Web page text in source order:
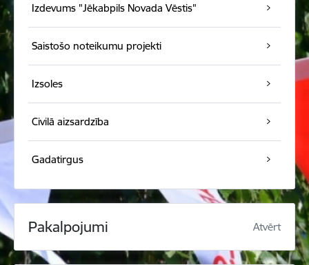
Izdevums "Jēkabpils Novada Vēstis"
Saistošo noteikumu projekti
Izsoles
Civilā aizsardzība
Gadatirgus
Pakalpojumi Atvērt